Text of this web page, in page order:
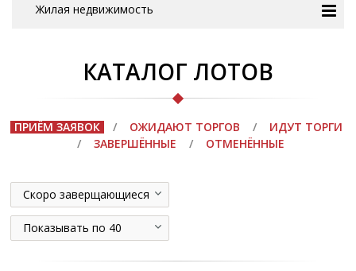
Жилая недвижимость
КАТАЛОГ ЛОТОВ
ПРИЁМ ЗАЯВОК / ОЖИДАЮТ ТОРГОВ /
ИДУТ ТОРГИ
/
ЗАВЕРШЁННЫЕ / ОТМЕНЁННЫЕ
Скоро заверщающиеся
Показывать по 40